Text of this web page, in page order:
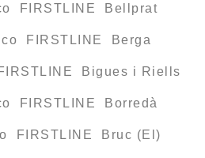
FIRSTLINE Bellprat
FIRSTLINE Berga
Bigues i Riells
FIRSTLINE Borredà
FIRSTLINE Bruc (El)